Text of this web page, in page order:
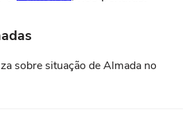
sobre situação de Almada no